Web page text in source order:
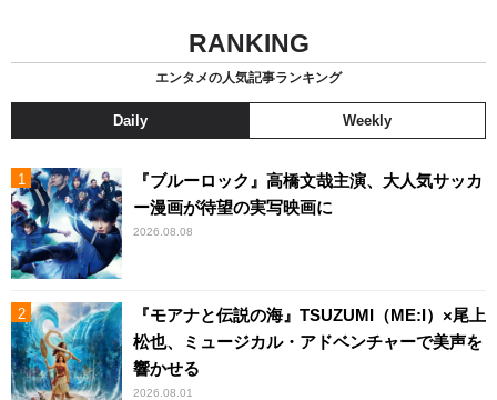
RANKING
エンタメの人気記事ランキング
Daily Weekly
『ブルーロック』高橋文哉主演、大人気サッカ
ー漫画が待望の実写映画に
2026.08.08
『モアナと伝説の海』TSUZUMI（ME:I）×尾上
松也、ミュージカル・アドベンチャーで美声を
響かせる
2026.08.01